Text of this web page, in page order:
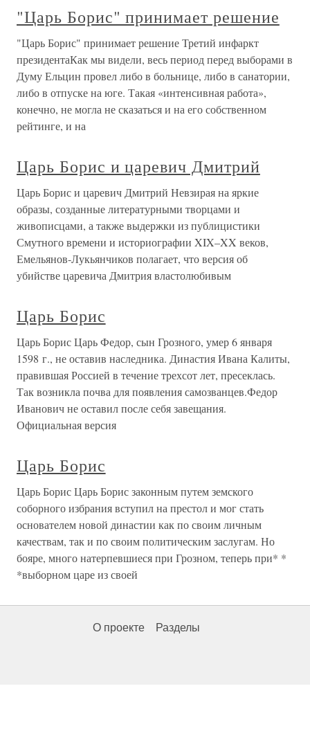
"Царь Борис" принимает решение
"Царь Борис" принимает решение Третий инфаркт
президентаКак мы видели, весь период перед выборами в
Думу Ельцин провел либо в больнице, либо в санатории,
либо в отпуске на юге. Такая «интенсивная работа»,
конечно, не могла не сказаться и на его собственном
рейтинге, и на
Царь Борис и царевич Дмитрий
Царь Борис и царевич Дмитрий Невзирая на яркие
образы, созданные литературными творцами и
живописцами, а также выдержки из публицистики
Смутного времени и историографии XIX–XX веков,
Емельянов-Лукьянчиков полагает, что версия об
убийстве царевича Дмитрия властолюбивым
Царь Борис
Царь Борис Царь Федор, сын Грозного, умер 6 января
1598 г., не оставив наследника. Династия Ивана Калиты,
правившая Россией в течение трехсот лет, пресеклась.
Так возникла почва для появления самозванцев.Федор
Иванович не оставил после себя завещания.
Официальная версия
Царь Борис
Царь Борис Царь Борис законным путем земского
соборного избрания вступил на престол и мог стать
основателем новой династии как по своим личным
качествам, так и по своим политическим заслугам. Но
бояре, много натерпевшиеся при Грозном, теперь при* *
*выборном царе из своей
О проекте Разделы